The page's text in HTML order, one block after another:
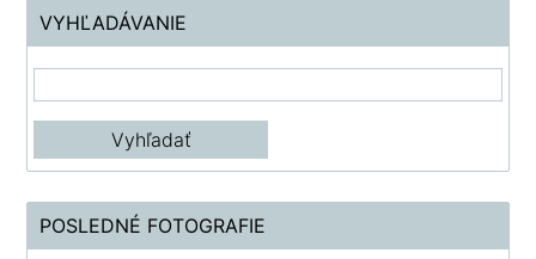
VYHĽADÁVANIE
POSLEDNÉ FOTOGRAFIE